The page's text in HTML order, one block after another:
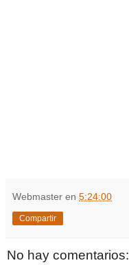
Webmaster en 5:24:00
Compartir
No hay comentarios: